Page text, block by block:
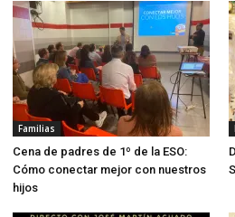
Familias
Cena de padres de 1º de la ESO:
Cómo conectar mejor con nuestros
hijos